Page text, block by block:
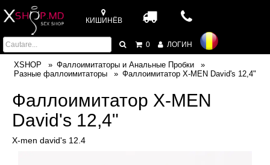
КИШИНЁВ
0 ЛОГИН
XSHOP
Фаллоимитаторы и Анальные Пробки
Разные фаллоимитаторы
Фаллоимитатор X-MEN David's 12,4"
Фаллоимитатор X-MEN
David's 12,4"
X-men david's 12.4